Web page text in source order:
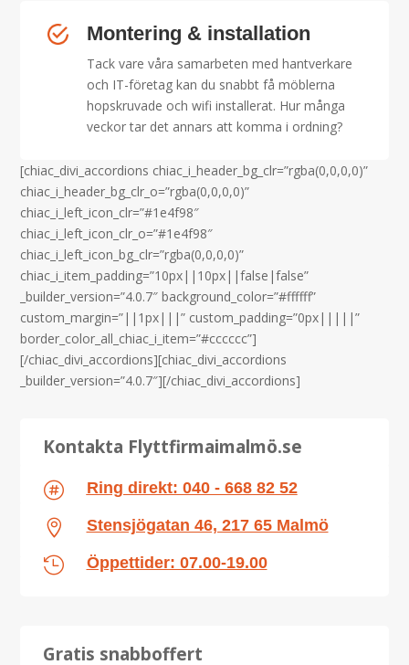
Montering & installation
Tack vare våra samarbeten med hantverkare
och IT-företag kan du snabbt få möblerna
hopskruvade och wifi installerat. Hur många
veckor tar det annars att komma i ordning?
[chiac_divi_accordions chiac_i_header_bg_clr=”rgba(0,0,0,0)”
chiac_i_header_bg_clr_o=”rgba(0,0,0,0)”
chiac_i_left_icon_clr=”#1e4f98″
chiac_i_left_icon_clr_o=”#1e4f98″
chiac_i_left_icon_bg_clr=”rgba(0,0,0,0)”
chiac_i_item_padding=”10px||10px||false|false”
_builder_version=”4.0.7″ background_color=”#ffffff”
custom_margin=”||1px|||” custom_padding=”0px|||||”
border_color_all_chiac_i_item=”#cccccc”]
[/chiac_divi_accordions][chiac_divi_accordions
_builder_version=”4.0.7″][/chiac_divi_accordions]
Kontakta Flyttfirmaimalmö.se
 Ring direkt: 040 - 668 82 52
 Stensjögatan 46, 217 65 Malmö
 Öppettider: 07.00-19.00
Gratis snabboffert